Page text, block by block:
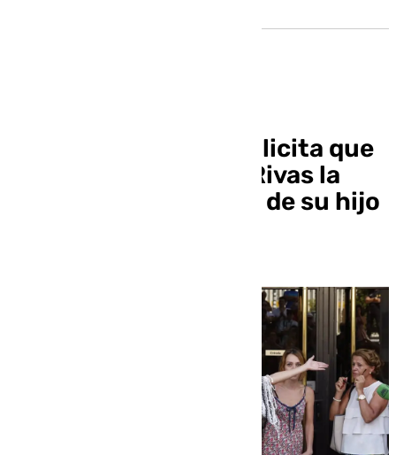
La Fiscalía italiana solicita que
se conceda a Juana Rivas la
«custodia exclusiva» de su hijo